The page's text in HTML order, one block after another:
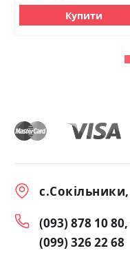
Купити
(093) 878 10 80
(099) 326 22 68